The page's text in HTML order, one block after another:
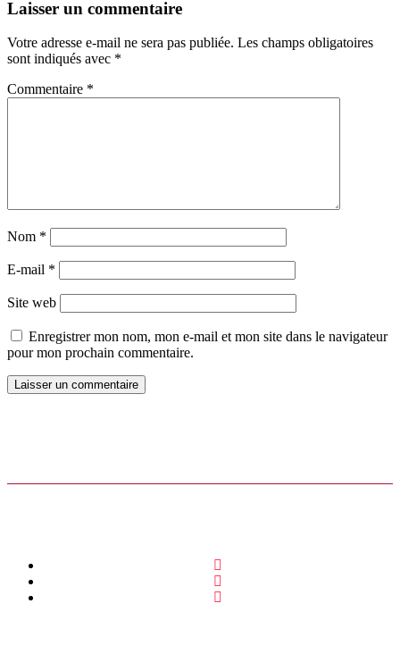
Laisser un commentaire
Votre adresse e-mail ne sera pas publiée. Les champs obligatoires
sont indiqués avec *
Commentaire *
Nom *
E-mail *
Site web
Enregistrer mon nom, mon e-mail et mon site dans le navigateur
pour mon prochain commentaire.